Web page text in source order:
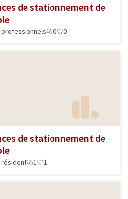
de stationnement de
0 0
de stationnement de
résident 1 1